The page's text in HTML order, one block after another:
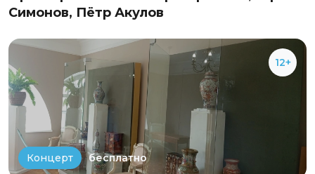
Симонов, Пётр Акулов
12+
Концерт бесплатно